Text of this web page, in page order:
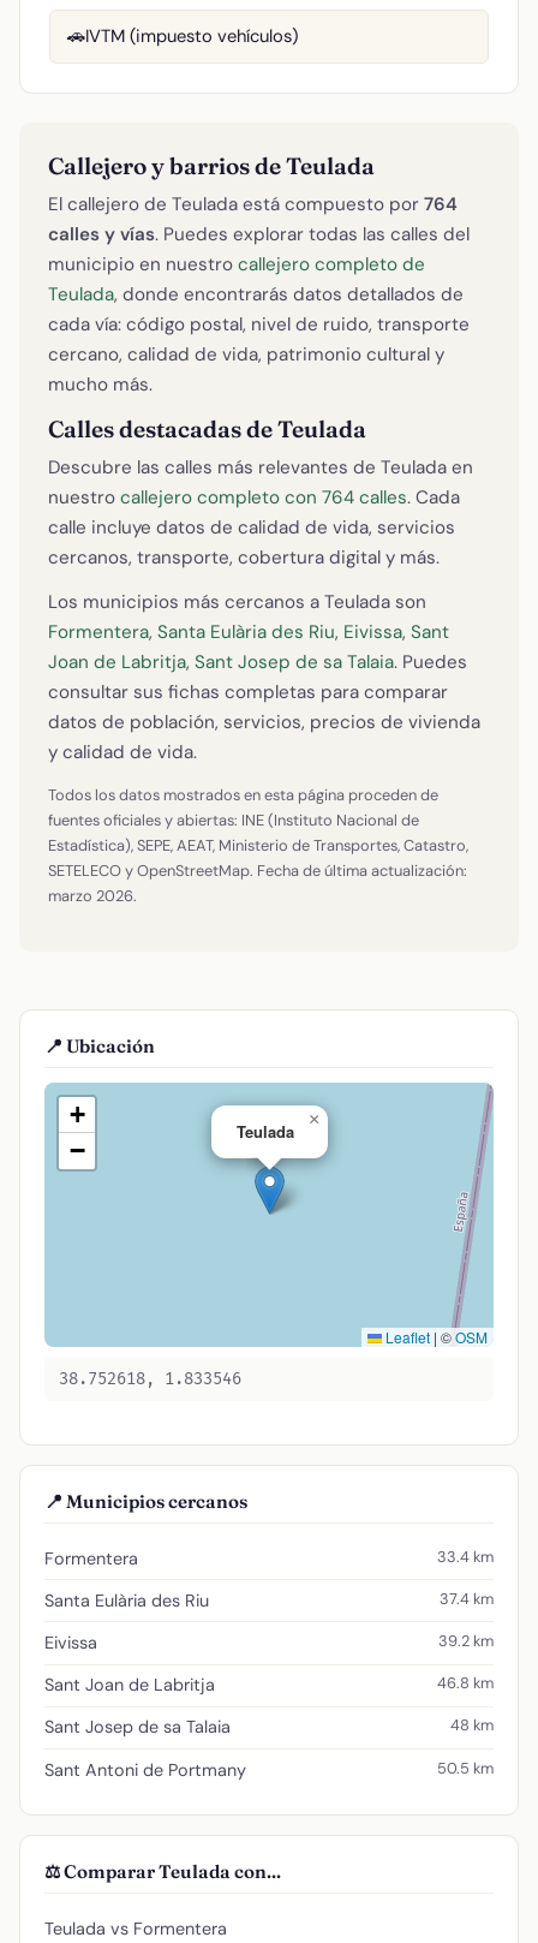
🚗IVTM (impuesto vehículos)
Callejero y barrios de Teulada
El callejero de Teulada está compuesto por 764
calles y vías. Puedes explorar todas las calles del
municipio en nuestro callejero completo de
Teulada, donde encontrarás datos detallados de
cada vía: código postal, nivel de ruido, transporte
cercano, calidad de vida, patrimonio cultural y
mucho más.
Calles destacadas de Teulada
Descubre las calles más relevantes de Teulada en
nuestro callejero completo con 764 calles. Cada
calle incluye datos de calidad de vida, servicios
cercanos, transporte, cobertura digital y más.
Los municipios más cercanos a Teulada son
Formentera, Santa Eulària des Riu, Eivissa, Sant
Joan de Labritja, Sant Josep de sa Talaia. Puedes
consultar sus fichas completas para comparar
datos de población, servicios, precios de vivienda
y calidad de vida.
Todos los datos mostrados en esta página proceden de
fuentes oficiales y abiertas: INE (Instituto Nacional de
Estadística), SEPE, AEAT, Ministerio de Transportes, Catastro,
SETELECO y OpenStreetMap. Fecha de última actualización:
marzo 2026.
📍 Ubicación
Teulada
×
+
−
Leaflet | ©OSM
38.752618, 1.833546
📍 Municipios cercanos
Formentera 33.4 km
Santa Eulària des Riu 37.4 km
Eivissa 39.2 km
Sant Joan de Labritja 46.8 km
Sant Josep de sa Talaia 48 km
Sant Antoni de Portmany 50.5 km
⚖️ Comparar Teulada con...
Teulada vs Formentera